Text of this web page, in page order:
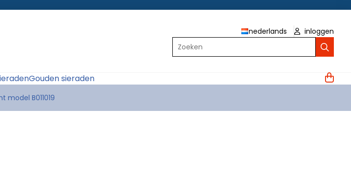
nederlands
inloggen
Zoeken
Gouden sieraden
B011019